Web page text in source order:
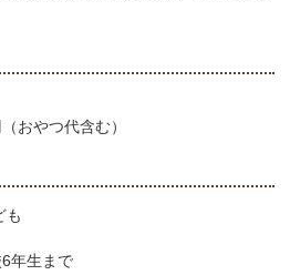
おやつ代含む）
も
年生まで